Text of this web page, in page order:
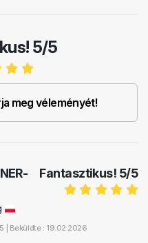
5/5
meg véleményét!
Fantasztikus! 5/5
| Beküldte : 19.02.2026